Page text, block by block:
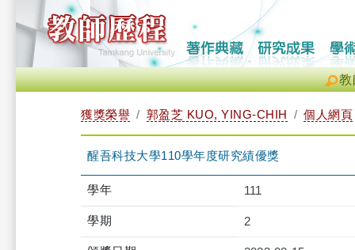
教
獲獎榮譽 郭盈芝 KUO, YING-CHIH 個人網頁
醒吾科技大學110學年度研究績優獎
學年 111
學期 2